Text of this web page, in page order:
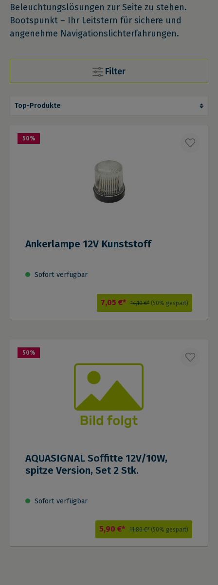
Beleuchtungslösungen zur Seite zu stehen.
Bootspunkt – Ihr Leitstern für sichere und
angenehme Navigationslichterfahrungen.
Filter
50%
Ankerlampe 12V Kunststoff
Sofort verfügbar
7,05 €* 14,10 €* (50% gespart)
50%
AQUASIGNAL Soffitte 12V/10W,
spitze Version, Set 2 Stk.
Sofort verfügbar
5,90 €* 11,80 €* (50% gespart)